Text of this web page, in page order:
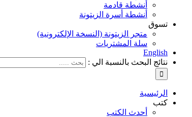
أنشطة قادمة
أنشطة أسرة الزيتونة
تسوق
متجر الزيتونة (النسخة الإلكترونية)
سلة المشتريات
English
نتائج البحث بالنسبة الي :
الرئيسية
كتب
أحدث الكتب